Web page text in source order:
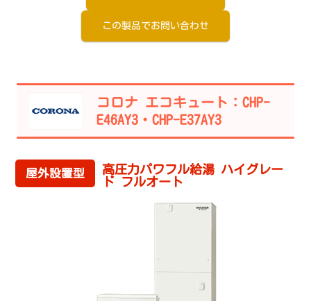
この製品でお問い合わせ
コロナ エコキュート：CHP-
E46AY3・CHP-E37AY3
屋外設置型
高圧力パワフル給湯 ハイグレー
ド フルオート